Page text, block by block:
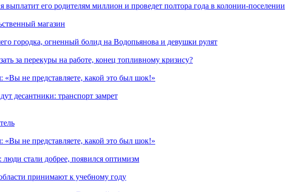
выплатит его родителям миллион и проведет полтора года в колонии-поселении
магазин
городка, огненный болид на Водопьянова и девушки рулят
за перекуры на работе, конец топливному кризису?
не представляете, какой это был шок!»
десантники: транспорт замрет
не представляете, какой это был шок!»
стали добрее, появился оптимизм
принимают к учебному году